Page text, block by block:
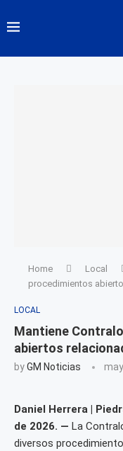
Home Local
procedimientos
LOCAL
Mantiene
abiertos
byGM Noticias
Daniel Herrera |
de 2026. — La
diversos